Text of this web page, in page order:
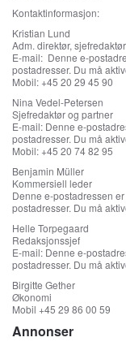
Kontaktinformasjon:
Kristian Lund
Adm. direktør, sjefredaktør
E-mail: Denne e-
postadresser. Du må
Mobil: +45 20 29 45 90
Nina Vedel-Petersen
Sjefredaktør og partner
E-mail: Denne e-
postadresser. Du må
Mobil: +45 20 74 82 95
Benjamin Müller
Kommersiell leder
Denne e-postadressen
postadresser. Du må
Helle Torpegaard
Redaksjonssjef
E-mail: Denne e-
postadresser. Du må
Birgitte Gether
Økonomi
Mobil +45 29 86 00 59
Annonser